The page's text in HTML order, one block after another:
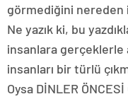
görmediğini nereden
Ne yazık ki, bu
insanlara gerçeklerle
insanları bir türlü
Oysa DİNLER